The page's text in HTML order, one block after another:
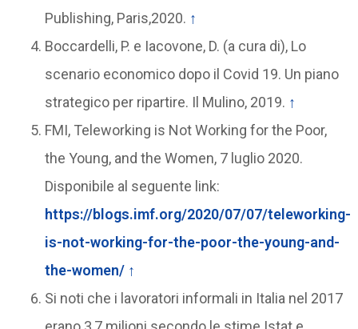
Publishing, Paris,2020. ↑
Boccardelli, P. e Iacovone, D. (a cura di), Lo
scenario economico dopo il Covid 19. Un piano
strategico per ripartire. Il Mulino, 2019. ↑
FMI, Teleworking is Not Working for the Poor,
the Young, and the Women, 7 luglio 2020.
Disponibile al seguente link:
https://blogs.imf.org/2020/07/07/teleworking-
is-not-working-for-the-poor-the-young-and-
the-women/ ↑
Si noti che i lavoratori informali in Italia nel 2017